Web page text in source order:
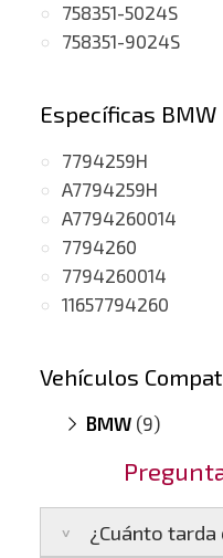
758351-5024S
758351-9024S
Específicas BMW
7794259H
A7794259H
A7794260014
7794260
7794260014
11657794260
Vehículos
BMW (9)
525xd E60/61
525xd E60/61
530d E60/E61
¿Cuánto